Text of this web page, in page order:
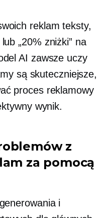
reklam teksty,
„20% zniżki” na
AI zawsze uczy
są skuteczniejsze,
proces reklamowy
wynik.
z
za pomocą
i